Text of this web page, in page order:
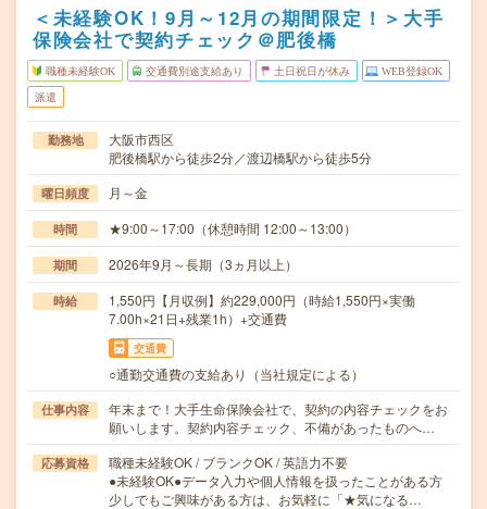
＜未経験OK！9月～12月の期間限定！＞大手
保険会社で契約チェック＠肥後橋
職種未経験OK 交通費別途支給あり 土日祝日が休み WEB登録OK
派遣
勤務地
大阪市西区
肥後橋駅から徒歩2分／渡辺橋駅から徒歩5分
曜日頻度 月～金
時間 ★9:00～17:00（休憩時間 12:00～13:00）
期間 2026年9月～長期（3ヵ月以上）
時給
1,550円【月収例】約229,000円（時給1,550円×実働
7.00h×21日+残業1h）+交通費
交通費
○通勤交通費の支給あり（当社規定による）
仕事内容
年末まで！大手生命保険会社で、契約の内容チェックをお
願いします。契約内容チェック、不備があったものへ…
応募資格
職種未経験OK / ブランクOK / 英語力不要
●未経験OK●データ入力や個人情報を扱ったことがある方
少しでもご興味がある方は、お気軽に「★気になる…